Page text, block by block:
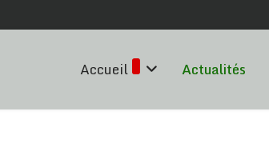
Accueil Actualités